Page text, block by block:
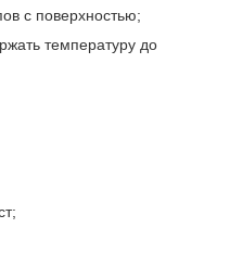
с поверхностью;
температуру до